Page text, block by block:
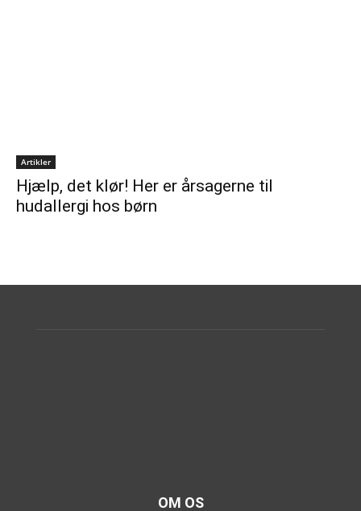
Artikler
Hjælp, det klør! Her er årsagerne til
hudallergi hos børn
OM OS